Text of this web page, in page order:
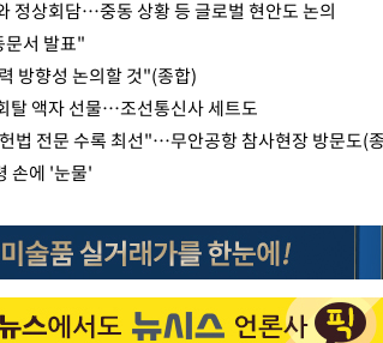
정상회담…중동 상황 등 글로벌 현안도 논의
문서 발표"
방향성 논의할 것"(종합)
탈 액자 선물…조선통신사 세트도
법 전문 수록 최선"…무안공항 참사현장 방문도(
손에 '눈물'